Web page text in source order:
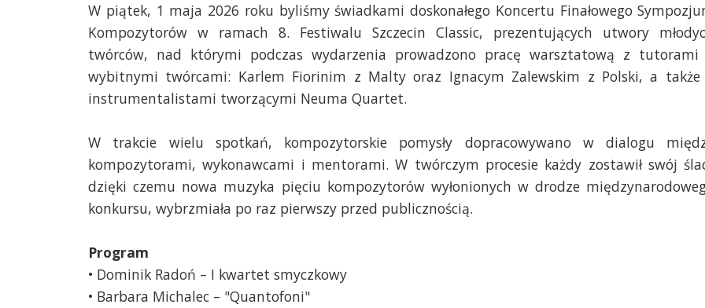
W piątek, 1 maja 2026 roku byliśmy świadkami doskonałego Koncertu Finałowego
Kompozytorów w ramach 8. Festiwalu Szczecin Classic, prezentujących utwory
twórców, nad którymi podczas wydarzenia prowadzono pracę warsztatową z tutorami
wybitnymi twórcami: Karlem Fiorinim z Malty oraz Ignacym Zalewskim z Polski, a także
instrumentalistami tworzącymi Neuma Quartet.
W trakcie wielu spotkań, kompozytorskie pomysły dopracowywano w dialogu
kompozytorami, wykonawcami i mentorami. W twórczym procesie każdy zostawił swój
dzięki czemu nowa muzyka pięciu kompozytorów wyłonionych w drodze
konkursu, wybrzmiała po raz pierwszy przed publicznością.
Program
• Dominik Radoń – I kwartet smyczkowy
• Barbara Michalec – "Quantofoni"